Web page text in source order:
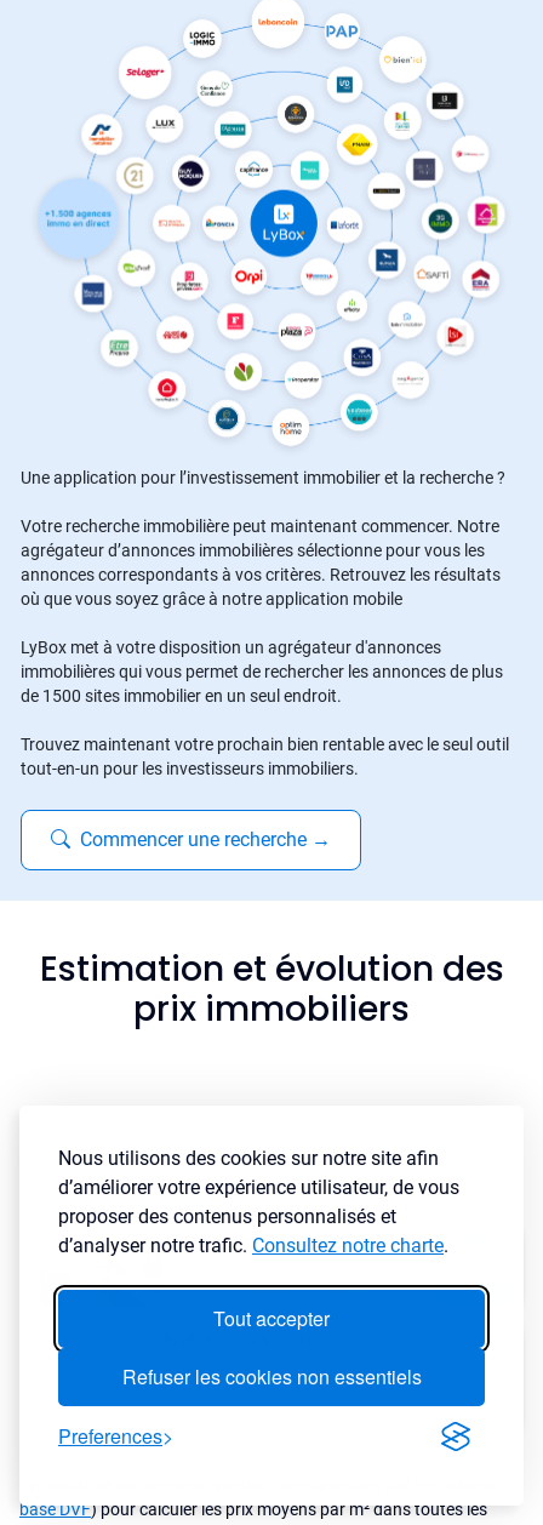
Nous utilisons des cookies sur notre site afin
d’améliorer votre expérience utilisateur, de vous
proposer des contenus personnalisés et
d’analyser notre trafic. Consultez notre charte.
Tout accepter
Refuser les cookies non essentiels
Preferences
Une application pour l’investissement immobilier et la recherche ?
Votre recherche immobilière peut maintenant commencer. Notre
agrégateur d’annonces immobilières sélectionne pour vous les
annonces correspondants à vos critères. Retrouvez les résultats
où que vous soyez grâce à notre application mobile
LyBox met à votre disposition un agrégateur d'annonces
immobilières qui vous permet de rechercher les annonces de plus
de 1500 sites immobilier en un seul endroit.
Trouvez maintenant votre prochain bien rentable avec le seul outil
tout-en-un pour les investisseurs immobiliers.
Commencer une recherche →
Estimation et évolution des
prix immobiliers
base DVF) pour calculer les prix moyens par m² dans toutes les